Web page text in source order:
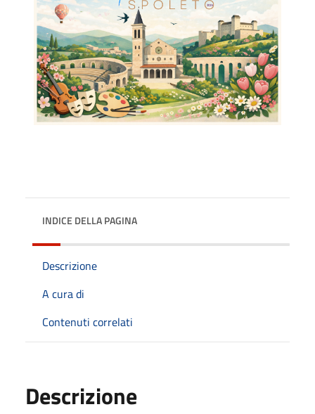
INDICE DELLA PAGINA
Descrizione
A cura di
Contenuti correlati
Descrizione